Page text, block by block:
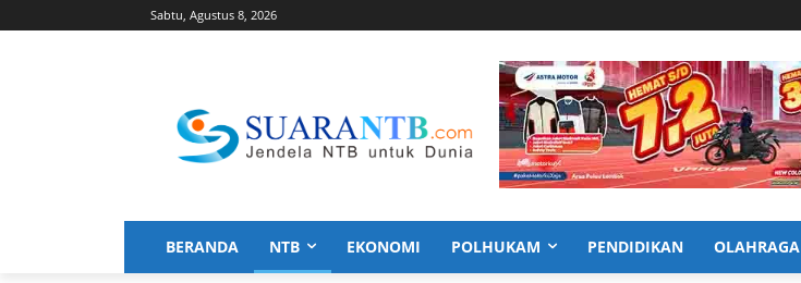
Sabtu, Agustus 8, 2026
BERANDA NTB EKONOMI POLHUKAM PENDIDIKAN OLAHRAGA